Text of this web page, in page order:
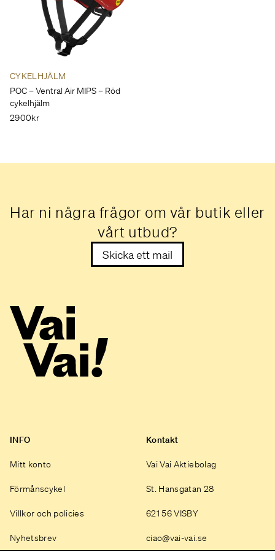
Rear Cogs
Shimano 105 R7100, 11-36, 12-speed
Shimano BB-RS500, BSA
Brakes
Wheels
Maddux 3.0, 28h
Tire Size
25
Wheel Size
700
Vittoria Zaffiro Pro Slick, 700x25c
Components
Handlebar
Stem
CYKELHJÄLM
POC – Ventral Air MIPS – Röd
cykelhjälm
2900kr
Har ni några frågor om vår butik eller
vårt utbud?
Skicka ett mail
INFO
Mitt konto
Förmånscykel
Villkor och policies
Nyhetsbrev
Kontakt
Vai Vai Aktiebolag
St. Hansgatan 28
621 56 VISBY
ciao@vai-vai.se